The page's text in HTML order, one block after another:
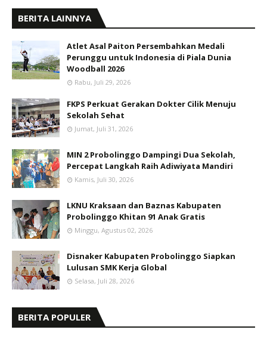
BERITA LAINNYA
Atlet Asal Paiton Persembahkan Medali
Perunggu untuk Indonesia di Piala Dunia
Woodball 2026
Rabu, Juli 29, 2026
FKPS Perkuat Gerakan Dokter Cilik Menuju
Sekolah Sehat
Jumat, Juli 31, 2026
MIN 2 Probolinggo Dampingi Dua Sekolah,
Percepat Langkah Raih Adiwiyata Mandiri
Kamis, Juli 30, 2026
LKNU Kraksaan dan Baznas Kabupaten
Probolinggo Khitan 91 Anak Gratis
Minggu, Agustus 02, 2026
Disnaker Kabupaten Probolinggo Siapkan
Lulusan SMK Kerja Global
Selasa, Juli 28, 2026
BERITA POPULER